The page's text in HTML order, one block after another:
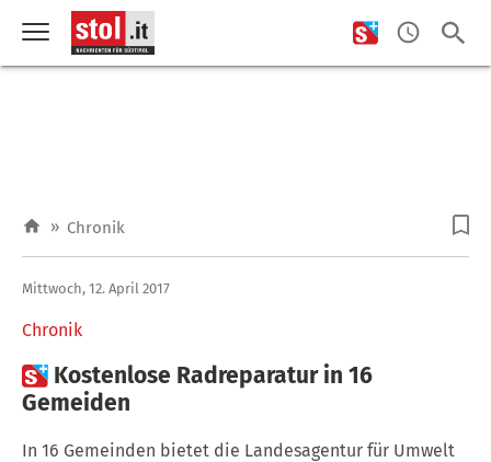
» Chronik
Chronik
Mittwoch, 12. April 2017
 Kostenlose Radreparatur in 16
Gemeiden
In 16 Gemeinden bietet die Landesagentur für Umwelt